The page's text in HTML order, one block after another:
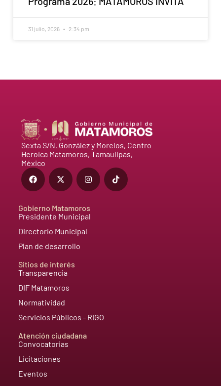
31 julio, 2026 2:34 pm
Sexta S/N, González y Morelos, Centro
Heroica Matamoros, Tamaulipas,
México
Gobierno Matamoros
Presidente Municipal
Directorio Municipal
Plan de desarrollo
Sitios de interés
Transparencia
DIF Matamoros
Normatividad
Servicios Públicos - RIGO
Atención ciudadana
Convocatorias
Licitaciones
Eventos